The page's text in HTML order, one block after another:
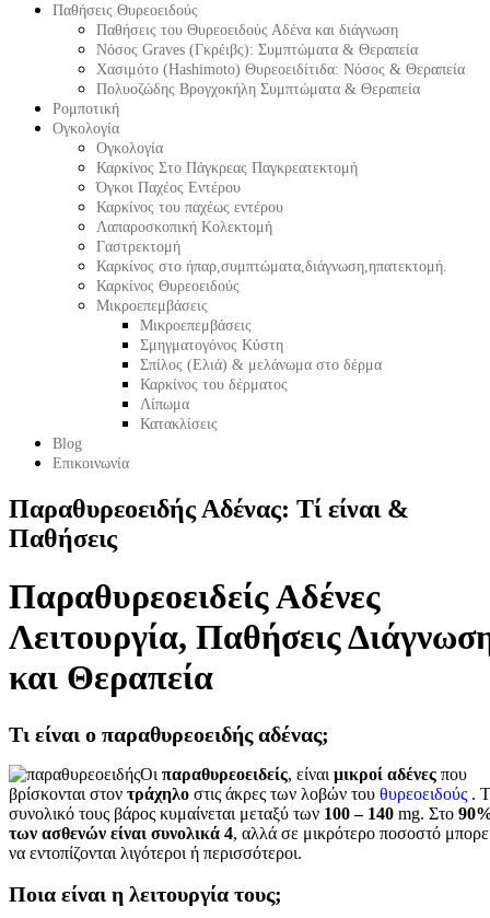
Παθήσεις Θυρεοειδούς
Παθήσεις του Θυρεοειδούς Αδένα και διάγνωση
Νόσος Graves (Γκρέιβς): Συμπτώματα & Θεραπεία
Χασιμότο (Hashimoto) Θυρεοειδίτιδα: Νόσος & Θεραπεία
Πολυοζώδης Βρογχοκήλη Συμπτώματα & Θεραπεία
Ρομποτική
Ογκολογία
Ογκολογία
Καρκίνος Στο Πάγκρεας Παγκρεατεκτομή
Όγκοι Παχέος Εντέρου
Καρκίνος του παχέως εντέρου
Λαπαροσκοπική Κολεκτομή
Γαστρεκτομή
Καρκίνος στο ήπαρ,συμπτώματα,διάγνωση,ηπατεκτομή.
Καρκίνος Θυρεοειδούς
Μικροεπεμβάσεις
Μικροεπεμβάσεις
Σμηγματογόνος Κύστη
Σπίλος (Ελιά) & μελάνωμα στο δέρμα
Καρκίνος του δέρματος
Λίπωμα
Κατακλίσεις
Blog
Επικοινωνία
Παραθυρεοειδής Αδένας: Τί είναι &
Παθήσεις
Παραθυρεοειδείς Αδένες
Λειτουργία, Παθήσεις
και Θεραπεία
Τι είναι ο παραθυρεοειδής αδένας;
Οι παραθυρεοειδείς, είναι μικροί αδένες που
βρίσκονται στον τράχηλο στις άκρες των λοβών του θυρεοειδούς .
συνολικό τους βάρος κυμαίνεται μεταξύ των 100 – 140 mg. Στο
των ασθενών είναι συνολικά 4, αλλά σε μικρότερο ποσοστό
να εντοπίζονται λιγότεροι ή περισσότεροι.
Ποια είναι η λειτουργία τους;